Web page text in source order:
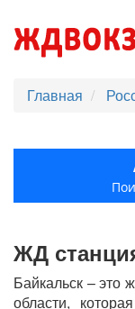
Главная
ЖД
Байкальск – это
области,